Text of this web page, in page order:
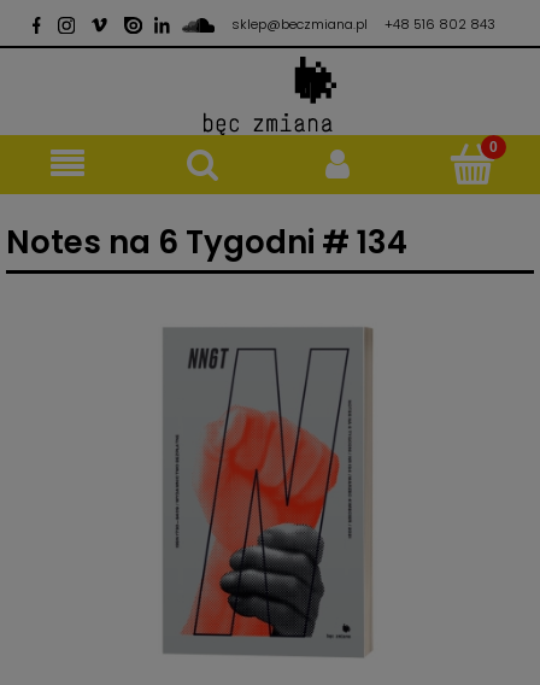
sklep@beczmiana.pl +48 516 802 843
Notes na 6 Tygodni # 134